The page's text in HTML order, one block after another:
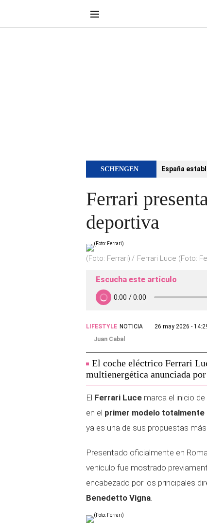
SCHENGEN España
Ferrari
deportiva
(Foto: Ferrari) Ferrari Luce (Foto:
Escucha este artículo
LIFESTYLE NOTICIA
26 may 2026 -
Juan Cabal
El coche eléctrico Ferrari
multienergética anunciada
El Ferrari Luce marca el inicio
en el primer modelo
ya es una de sus propuestas
Presentado oficialmente en
vehículo fue mostrado
encabezado por los principales
Benedetto Vigna.